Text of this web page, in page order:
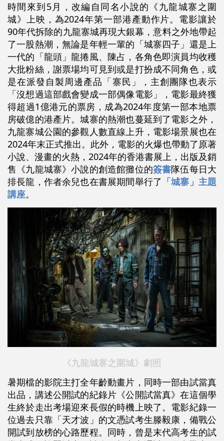
時間來到5月，改編自同名小說的《九龍城寨之圍
城》上映，為2024年第一部港產動作片。電影讓於
90年代拆除的九龍寨城再現大銀幕，意料之外地帶起
了一股熱潮，無論是年輕一輩的「城寨四子」還是上
一代的「龍頭」龍捲風、陳占，各角色即演員均收穫
大批粉絲，謝票場均可見到或是打扮成不同角色，或
是在派發自製周邊產品「寨民」，主創團隊也表示
「沒想過這部戲會變成一部偶像電影」，電影最終獲
得超過1億港元的票房，成為2024年度第一部本地票
房破億的港產片。城寨的熱潮也蔓延到了電影之外，
九龍寨城公園的參觀人數直線上升，電影場景展也在
2024年末正式推出。此外，電影的火爆也帶動了原著
小說、漫畫的火熱，2024年的香港書展上，出版及銷
售《九龍城寨》小說的創造館攤位的簽書隊伍每日大
排長龍，作者余兒也在書展期間舉行了 「城寨」主題
講座。
《九龍城寨之圍城》劇照
暑期檔的影院主打全年齡動畫片，同時一部由試當真
出品，講述公開試的紀錄片《公開試當真》在這個學
生終於走出考場迎來長假的時機上映了。電影紀錄一
位過去只靠「天才波」的文憑試考生滕毅康，備戰公
開試到放榜的心路歷程。同時，曾是末代高考生的試